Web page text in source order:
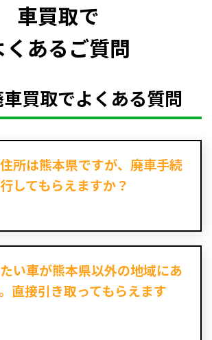
車買取で
くあるご質問
買取でよくある質問
所は熊本県ですが、廃車手続
してもらえますか？
い車が熊本県以外の地域にあ
直接引き取ってもらえます